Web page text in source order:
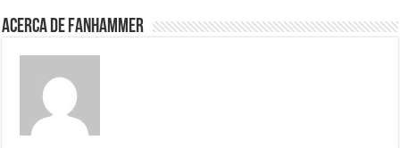
Acerca de fanhammer